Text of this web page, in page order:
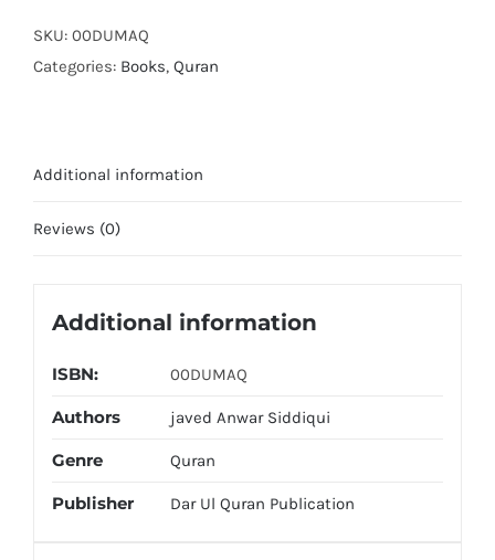
quantity
SKU: 00DUMAQ
Categories: Books, Quran
Additional information
Reviews (0)
Additional information
ISBN: 00DUMAQ
Authors javed Anwar Siddiqui
Genre Quran
Publisher Dar Ul Quran Publication